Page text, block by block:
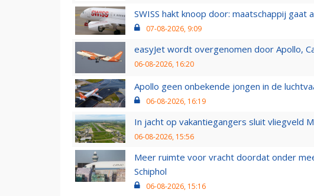
SWISS hakt knoop door: maatschappij
07-08-2026, 9:09
easyJet wordt overgenomen door Apollo,
06-08-2026, 16:20
Apollo geen onbekende jongen in de
06-08-2026, 16:19
In jacht op vakantiegangers sluit vliegveld
06-08-2026, 15:56
Meer ruimte voor vracht doordat onder
Schiphol
06-08-2026, 15:16